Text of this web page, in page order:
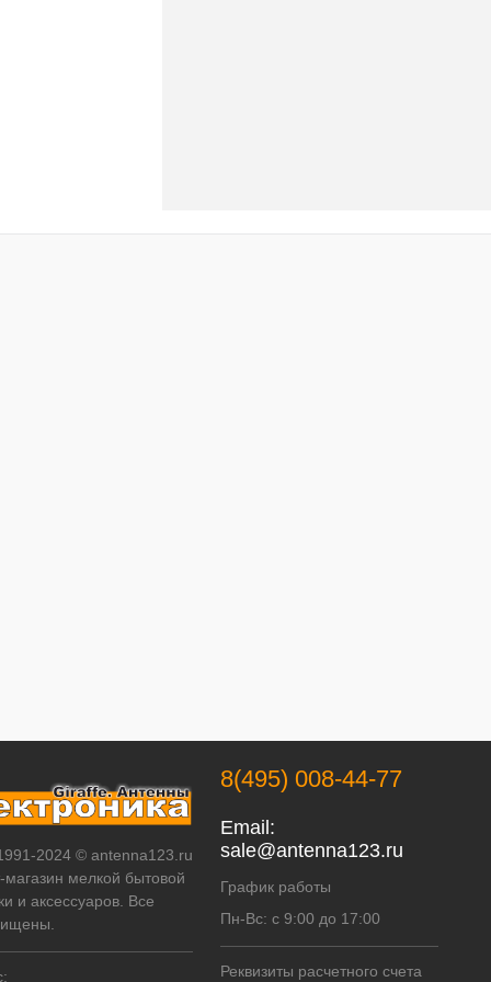
2024 © antenna123.ru
магазин мелкой бытовой
и аксессуаров. Все
8(495) 008-44-77
Email:
sale@antenna123.ru
График работы
Пн-Вс: с 9:00 до 17:00
Реквизиты расчетного счета